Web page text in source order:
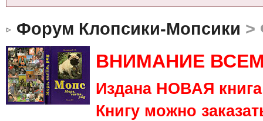
Форум Клопсики-Мопсики >
ВНИМАНИЕ
Издана НОВАЯ
Книгу можно